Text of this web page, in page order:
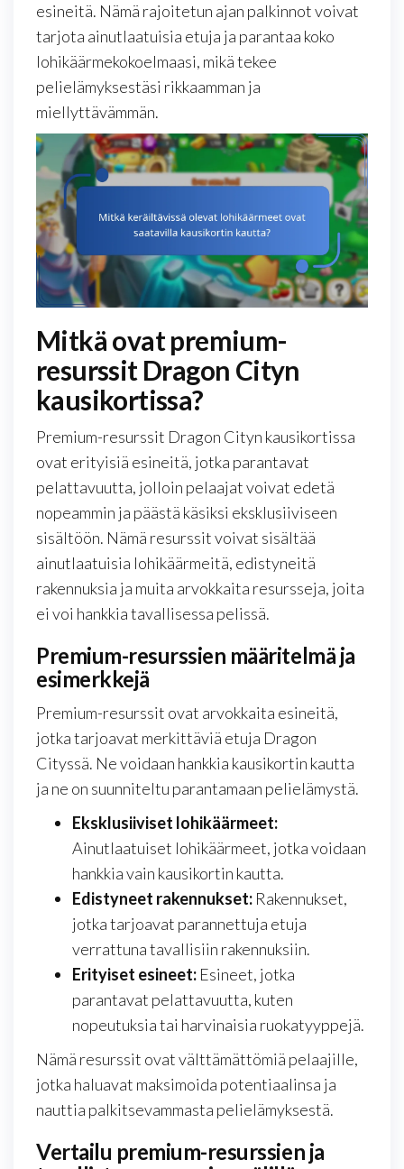
esineitä. Nämä rajoitetun ajan palkinnot voivat
tarjota ainutlaatuisia etuja ja parantaa koko
lohikäärmekokoelmaasi, mikä tekee
pelielämyksestäsi rikkaamman ja
miellyttävämmän.
Mitkä ovat premium-
resurssit Dragon Cityn
kausikortissa?
Premium-resurssit Dragon Cityn kausikortissa
ovat erityisiä esineitä, jotka parantavat
pelattavuutta, jolloin pelaajat voivat edetä
nopeammin ja päästä käsiksi eksklusiiviseen
sisältöön. Nämä resurssit voivat sisältää
ainutlaatuisia lohikäärmeitä, edistyneitä
rakennuksia ja muita arvokkaita resursseja, joita
ei voi hankkia tavallisessa pelissä.
Premium-resurssien määritelmä ja
esimerkkejä
Premium-resurssit ovat arvokkaita esineitä,
jotka tarjoavat merkittäviä etuja Dragon
Cityssä. Ne voidaan hankkia kausikortin kautta
ja ne on suunniteltu parantamaan pelielämystä.
Eksklusiiviset lohikäärmeet:
Ainutlaatuiset lohikäärmeet, jotka voidaan
hankkia vain kausikortin kautta.
Edistyneet rakennukset: Rakennukset,
jotka tarjoavat parannettuja etuja
verrattuna tavallisiin rakennuksiin.
Erityiset esineet: Esineet, jotka
parantavat pelattavuutta, kuten
nopeutuksia tai harvinaisia ruokatyyppejä.
Nämä resurssit ovat välttämättömiä pelaajille,
jotka haluavat maksimoida potentiaalinsa ja
nauttia palkitsevammasta pelielämyksestä.
Vertailu premium-resurssien ja